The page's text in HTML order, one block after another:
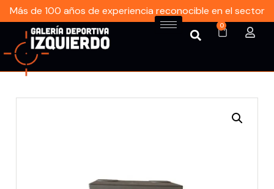
Más de 100 años de experiencia reconocible en el sector
0